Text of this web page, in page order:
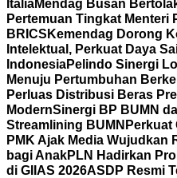
ItaliaMendag Busan
Pertemuan Tingkat Menteri
BRICS Kemendag Dorong
Intelektual, Perkuat Daya
IndonesiaPelindo Sinergi
Menuju Pertumbuhan
Perluas Distribusi Beras
ModernSinergi BP BUMN
Streamlining BUMN Perkuat
PMK Ajak Media Wujudkan
bagi AnakPLN Hadirkan
di GIIAS 2026ASDP Resmi